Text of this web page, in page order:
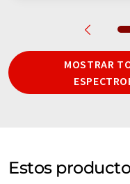
MOSTRAR
Estos